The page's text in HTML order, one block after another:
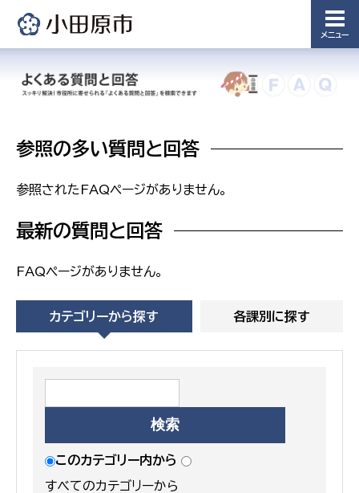
メニュー
員会事
務局
農業委員
会事務局
議会総務
参照の多い質問と回答
参照されたFAQページがありません。
最新の質問と回答
FAQページがありません。
カテゴリーから探す 各課別に探す
このカテゴリー内から
すべてのカテゴリーから